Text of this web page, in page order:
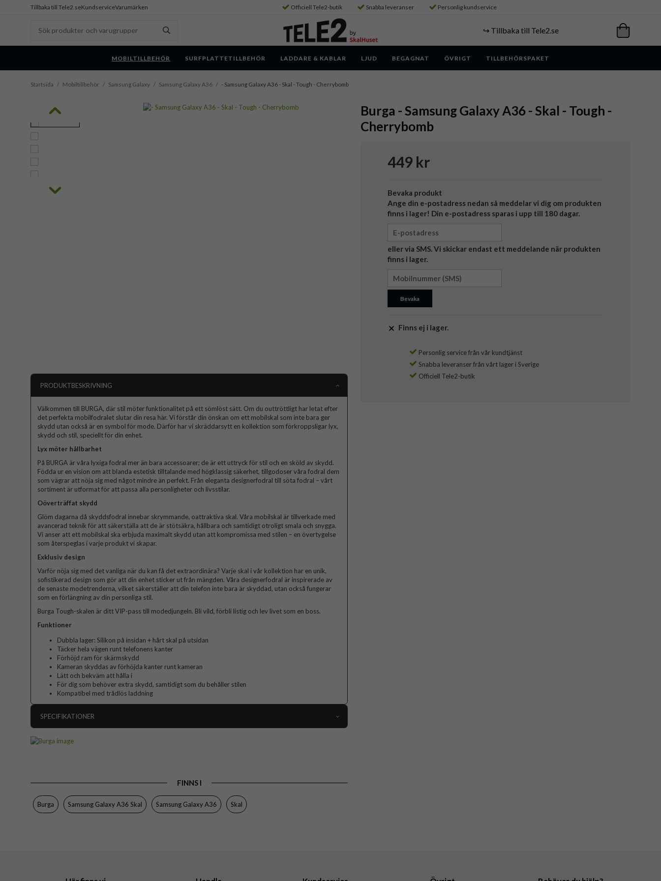
Tillbaka till Tele2.seKundserviceVarumärken Officiell Tele2-butik Snabba leveranser Personlig kundservice
↪️ Tillbaka till Tele2.se
MOBILTILLBEHÖR SURFPLATTETILLBEHÖR LADDARE & KABLAR LJUD BEGAGNAT ÖVRIGT TILLBEHÖRSPAKET
Startsida / Mobiltillbehör / Samsung Galaxy / Samsung Galaxy A36 / - Samsung Galaxy A36 - Skal - Tough - Cherrybomb
Burga - Samsung Galaxy A36 - Skal - Tough -
Cherrybomb
449 kr
Bevaka produkt
Ange din e-postadress nedan så meddelar vi dig om produkten
finns i lager! Din e-postadress sparas i upp till 180 dagar.
eller via SMS. Vi skickar endast ett meddelande när produkten
finns i lager.
Bevaka
Finns ej i lager.
Personlig service från vår kundtjänst
Snabba leveranser från vårt lager i Sverige
Officiell Tele2-butik
PRODUKTBESKRIVNING
Välkommen till BURGA, där stil möter funktionalitet på ett sömlöst sätt. Om du outtröttligt har letat efter
det perfekta mobilfodralet slutar din resa här. Vi förstår din önskan om ett mobilskal som inte bara ger
skydd utan också är en symbol för mode. Därför har vi skräddarsytt en kollektion som förkroppsligar lyx,
skydd och stil, speciellt för din enhet.
Lyx möter hållbarhet
På BURGA är våra lyxiga fodral mer än bara accessoarer; de är ett uttryck för stil och en sköld av skydd.
Födda ur en vision om att blanda estetisk tilltalande med högklassig säkerhet, tillgodoser våra fodral dem
som vägrar att nöja sig med något mindre än perfekt. Från eleganta designerfodral till söta fodral – vårt
sortiment är utformat för att passa alla personligheter och livsstilar.
Oöverträffat skydd
Glöm dagarna då skyddsfodral innebar skrymmande, oattraktiva skal. Våra mobilskal är tillverkade med
avancerad teknik för att säkerställa att de är stötsäkra, hållbara och samtidigt otroligt smala och snygga.
Vi anser att ett mobilskal ska erbjuda maximalt skydd utan att kompromissa med stilen – en övertygelse
som återspeglas i varje produkt vi skapar.
Exklusiv design
Varför nöja sig med det vanliga när du kan få det extraordinära? Varje skal i vår kollektion har en unik,
sofistikerad design som gör att din enhet sticker ut från mängden. Våra designerfodral är inspirerade av
de senaste modetrenderna, vilket säkerställer att din telefon inte bara är skyddad, utan också fungerar
som en förlängning av din personliga stil.
Burga Tough-skalen är ditt VIP-pass till modedjungeln. Bli vild, förbli listig och lev livet som en boss.
Funktioner
Dubbla lager: Silikon på insidan + hårt skal på utsidan
Täcker hela vägen runt telefonens kanter
Förhöjd ram för skärmskydd
Kameran skyddas av förhöjda kanter runt kameran
Lätt och bekväm att hålla i
För dig som behöver extra skydd, samtidigt som du behåller stilen
Kompatibel med trådlös laddning
SPECIFIKATIONER
Färg
Flerfärgad
Material
Hårdplast (PC), Mjukplast (TPU)
Varumärke
FINNS I
Burga Samsung Galaxy A36 Skal Samsung Galaxy A36 Skal